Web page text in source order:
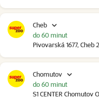
Cheb
Pivovarská 1677, Cheb 2
do 60 minut
Chomutov
S1 CENTER
do 60 minut